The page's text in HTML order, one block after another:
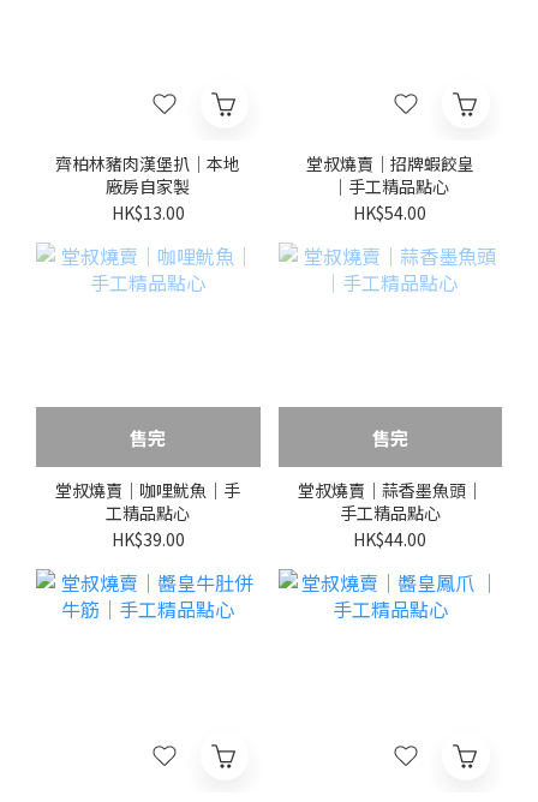
齊柏林豬肉漢堡扒｜本地
廠房自家製
HK$13.00
堂叔燒賣｜招牌蝦餃皇
｜手工精品點心
HK$54.00
售完
堂叔燒賣｜咖哩魷魚｜手
工精品點心
HK$39.00
售完
堂叔燒賣｜蒜香墨魚頭｜
手工精品點心
HK$44.00